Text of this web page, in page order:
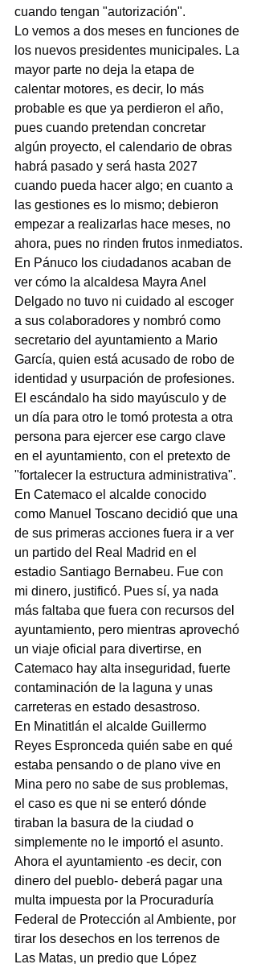
cuando tengan "autorización".
Lo vemos a dos meses en funciones de
los nuevos presidentes municipales. La
mayor parte no deja la etapa de
calentar motores, es decir, lo más
probable es que ya perdieron el año,
pues cuando pretendan concretar
algún proyecto, el calendario de obras
habrá pasado y será hasta 2027
cuando pueda hacer algo; en cuanto a
las gestiones es lo mismo; debieron
empezar a realizarlas hace meses, no
ahora, pues no rinden frutos inmediatos.
En Pánuco los ciudadanos acaban de
ver cómo la alcaldesa Mayra Anel
Delgado no tuvo ni cuidado al escoger
a sus colaboradores y nombró como
secretario del ayuntamiento a Mario
García, quien está acusado de robo de
identidad y usurpación de profesiones.
El escándalo ha sido mayúsculo y de
un día para otro le tomó protesta a otra
persona para ejercer ese cargo clave
en el ayuntamiento, con el pretexto de
"fortalecer la estructura administrativa".
En Catemaco el alcalde conocido
como Manuel Toscano decidió que una
de sus primeras acciones fuera ir a ver
un partido del Real Madrid en el
estadio Santiago Bernabeu. Fue con
mi dinero, justificó. Pues sí, ya nada
más faltaba que fuera con recursos del
ayuntamiento, pero mientras aprovechó
un viaje oficial para divertirse, en
Catemaco hay alta inseguridad, fuerte
contaminación de la laguna y unas
carreteras en estado desastroso.
En Minatitlán el alcalde Guillermo
Reyes Espronceda quién sabe en qué
estaba pensando o de plano vive en
Mina pero no sabe de sus problemas,
el caso es que ni se enteró dónde
tiraban la basura de la ciudad o
simplemente no le importó el asunto.
Ahora el ayuntamiento -es decir, con
dinero del pueblo- deberá pagar una
multa impuesta por la Procuraduría
Federal de Protección al Ambiente, por
tirar los desechos en los terrenos de
Las Matas, un predio que López